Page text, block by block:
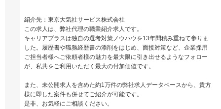
紹介先：東京大気社サービス株式会社
この求人は、弊社代理の職業紹介求人です。
キャリアプラスは独自の選考対策ノウハウを13年間積み重ねて参りま
した。履歴書や職務経歴書の添削をはじめ、面接対策など、企業採用
ご担当者様へご依頼者様の魅力を最大限に引き出せるようなフォロー
が、私共をご利用いただく最大の付加価値です。
また、未公開求人を含めた約1万件の弊社求人データベースから、貴方
様に即した案件も併せてご紹介が可能です。
是非、お気軽にご相談ください。